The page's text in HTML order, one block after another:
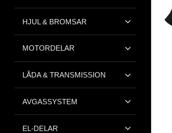
HJUL & BROMSAR
MOTORDELAR
LÅDA & TRANSMISSION
AVGASSYSTEM
EL-DELAR